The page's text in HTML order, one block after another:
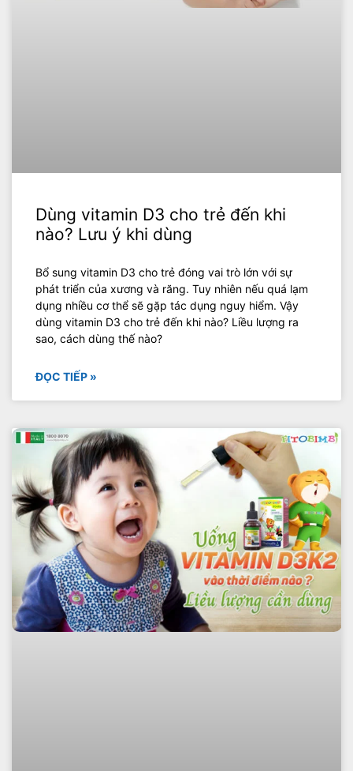
Dùng vitamin D3 cho trẻ đến khi
nào? Lưu ý khi dùng
Bổ sung vitamin D3 cho trẻ đóng vai trò lớn với sự
phát triển của xương và răng. Tuy nhiên nếu quá lạm
dụng nhiều cơ thể sẽ gặp tác dụng nguy hiểm. Vậy
dùng vitamin D3 cho trẻ đến khi nào? Liều lượng ra
sao, cách dùng thế nào?
ĐỌC TIẾP »